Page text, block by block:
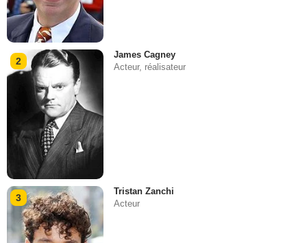
2
James Cagney
Acteur, réalisateur
3
Tristan Zanchi
Acteur